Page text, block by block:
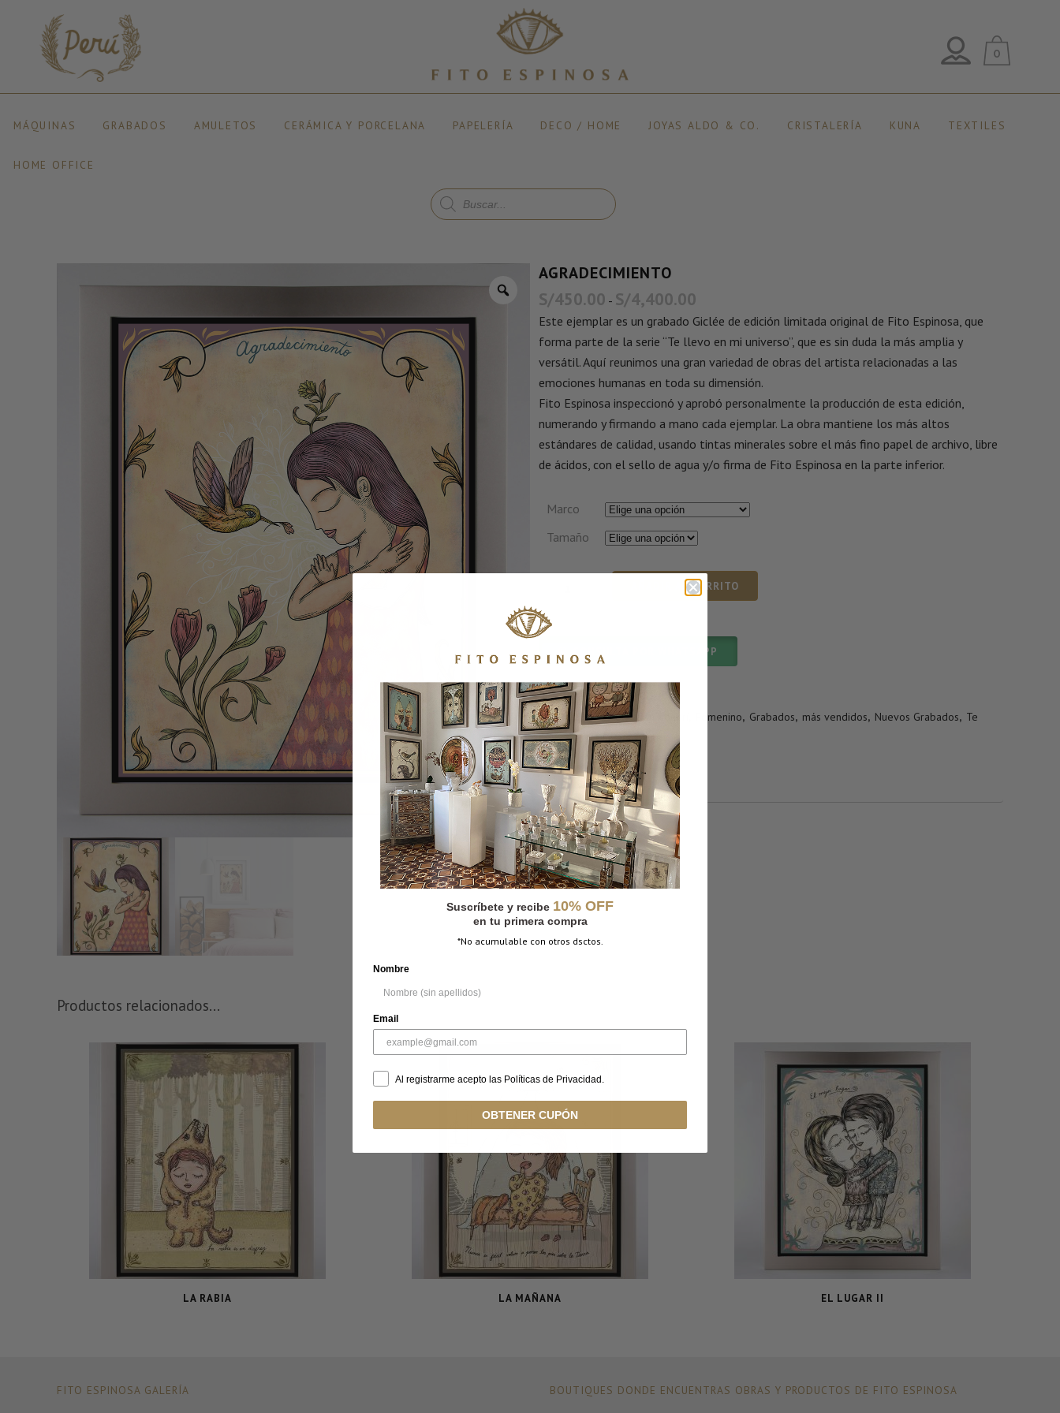
0
MÁQUINAS GRABADOS AMULETOS CERÁMICA Y PORCELANA PAPELERÍA DECO / HOME JOYAS ALDO & CO. CRISTALERÍA KUNA TEXTILES
HOME OFFICE
AGRADECIMIENTO
S/450.00 - S/4,400.00
Este ejemplar es un grabado Giclée de edición limitada original de Fito Espinosa, que
forma parte de la serie “Te llevo en mi universo”, que es sin duda la más amplia y
versátil. Aquí reunimos una gran variedad de obras del artista relacionadas a las
emociones humanas en toda su dimensión.
Fito Espinosa inspeccionó y aprobó personalmente la producción de esta edición,
numerando y firmando a mano cada ejemplar. La obra mantiene los más altos
estándares de calidad, usando tintas minerales sobre el más fino papel de archivo, libre
de ácidos, con el sello de agua y/o firma de Fito Espinosa en la parte inferior.
Marco
Tamaño
AÑADIR AL CARRITO
CONSULTA POR WHATSAPP
SKU:AGRADECIMIENTO
CATEGORÍAS:Colección Colibrí Femenino, Grabados, más vendidos, Nuevos Grabados, Te
llevo en mi Universo,Vertical
MÁS INFORMACIÓN
PESO
N/D
DIMENSIONES
N/D
Productos relacionados...
LA RABIA LA MAÑANA EL LUGAR II
FITO ESPINOSA GALERÍA BOUTIQUES DONDE ENCUENTRAS OBRAS Y PRODUCTOS DE FITO ESPINOSA
Suscríbete y recibe 10% OFF
en tu primera compra
*No acumulable con otros dsctos.
Nombre
Email
Al registrarme acepto las Políticas de Privacidad.
OBTENER CUPÓN